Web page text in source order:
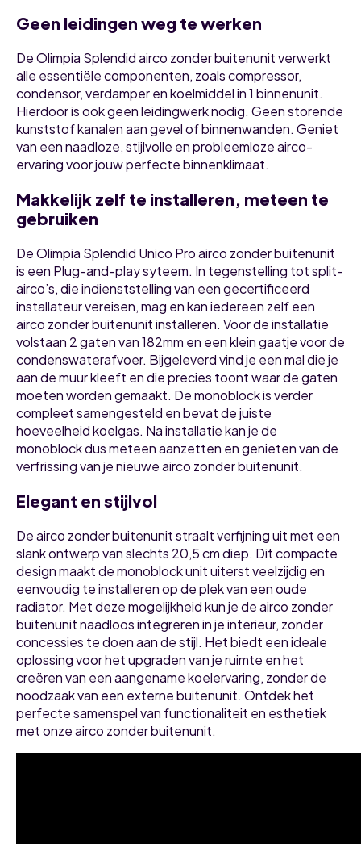
Geen leidingen weg te werken
De Olimpia Splendid airco zonder buitenunit verwerkt
alle essentiële componenten, zoals compressor,
condensor, verdamper en koelmiddel in 1 binnenunit.
Hierdoor is ook geen leidingwerk nodig. Geen storende
kunststof kanalen aan gevel of binnenwanden. Geniet
van een naadloze, stijlvolle en probleemloze airco-
ervaring voor jouw perfecte binnenklimaat.
Makkelijk zelf te installeren, meteen te
gebruiken
De Olimpia Splendid Unico Pro airco zonder buitenunit
is een Plug-and-play syteem. In tegenstelling tot split-
airco’s, die indienststelling van een gecertificeerd
installateur vereisen, mag en kan iedereen zelf een
airco zonder buitenunit installeren. Voor de installatie
volstaan 2 gaten van 182mm en een klein gaatje voor de
condenswaterafvoer. Bijgeleverd vind je een mal die je
aan de muur kleeft en die precies toont waar de gaten
moeten worden gemaakt. De monoblock is verder
compleet samengesteld en bevat de juiste
hoeveelheid koelgas. Na installatie kan je de
monoblock dus meteen aanzetten en genieten van de
verfrissing van je nieuwe airco zonder buitenunit.
Elegant en stijlvol
De airco zonder buitenunit straalt verfijning uit met een
slank ontwerp van slechts 20,5 cm diep. Dit compacte
design maakt de monoblock unit uiterst veelzijdig en
eenvoudig te installeren op de plek van een oude
radiator. Met deze mogelijkheid kun je de airco zonder
buitenunit naadloos integreren in je interieur, zonder
concessies te doen aan de stijl. Het biedt een ideale
oplossing voor het upgraden van je ruimte en het
creëren van een aangename koelervaring, zonder de
noodzaak van een externe buitenunit. Ontdek het
perfecte samenspel van functionaliteit en esthetiek
met onze airco zonder buitenunit.